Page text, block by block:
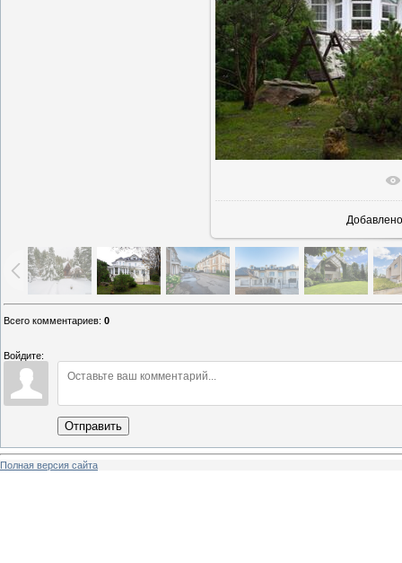
В
Добавлено
Всего комментариев: 0
Войдите:
Отправить
Полная версия сайта